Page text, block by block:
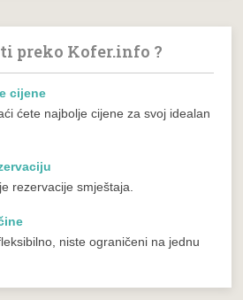
preko Kofer.info ?
cijene
ćete najbolje cijene za svoj idealan
rezervacije smještaja.
niste ograničeni na jednu